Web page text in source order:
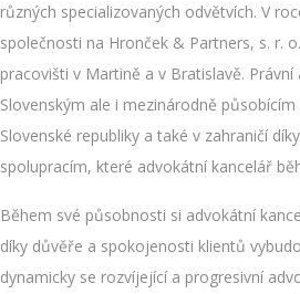
různých specializovaných odvětvích. V
společnosti na Hronček & Partners, s. r.
pracovišti v Martině a v Bratislavě.
Slovenským ale i mezinárodně
Slovenské republiky a také v zahraničí
spolupracím, které advokátní kancelář
Během své působnosti si advokátní
díky důvěře a spokojenosti klientů
dynamicky se rozvíjející a progresivní